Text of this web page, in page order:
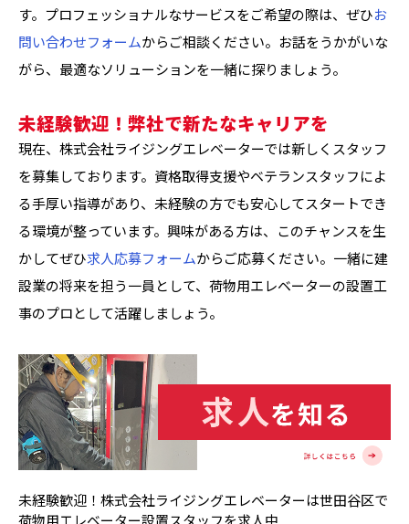
す。プロフェッショナルなサービスをご希望の際は、ぜひお
問い合わせフォームからご相談ください。お話をうかがいな
がら、最適なソリューションを一緒に探りましょう。
未経験歓迎！弊社で新たなキャリアを
現在、株式会社ライジングエレベーターでは新しくスタッフ
を募集しております。資格取得支援やベテランスタッフによ
る手厚い指導があり、未経験の方でも安心してスタートでき
る環境が整っています。興味がある方は、このチャンスを生
かしてぜひ求人応募フォームからご応募ください。一緒に建
設業の将来を担う一員として、荷物用エレベーターの設置工
事のプロとして活躍しましょう。
未経験歓迎！株式会社ライジングエレベーターは世田谷区で
荷物用エレベーター設置スタッフを求人中